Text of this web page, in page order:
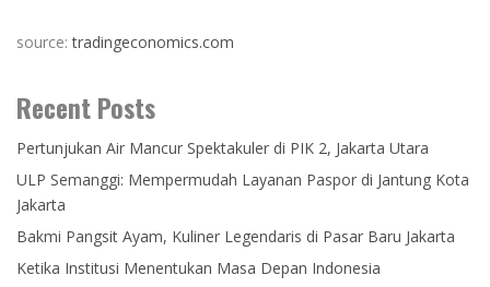
source:tradingeconomics.com
Recent Posts
Pertunjukan Air Mancur Spektakuler di PIK 2, Jakarta Utara
ULP Semanggi: Mempermudah Layanan Paspor di Jantung Kota
Jakarta
Bakmi Pangsit Ayam, Kuliner Legendaris di Pasar Baru Jakarta
Ketika Institusi Menentukan Masa Depan Indonesia